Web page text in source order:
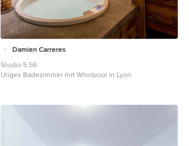
Damien Carreres
Studio 5.56
Uriges Badezimmer mit Whirlpool in Lyon